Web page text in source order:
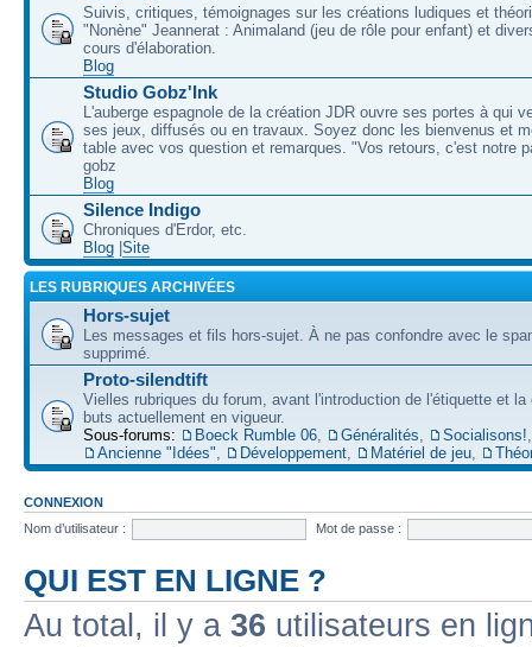
Suivis, critiques, témoignages sur les créations ludiques et
"Nonène" Jeannerat : Animaland (jeu de rôle pour enfant) et
cours d'élaboration.
Blog
Studio Gobz'Ink
L'auberge espagnole de la création JDR ouvre ses portes à qui
ses jeux, diffusés ou en travaux. Soyez donc les bienvenus et
table avec vos question et remarques. "Vos retours, c'est notre
gobz
Blog
Silence Indigo
Chroniques d'Erdor, etc.
Blog Site
LES RUBRIQUES ARCHIVÉES
Hors-sujet
Les messages et fils hors-sujet. À ne pas confondre avec le
supprimé.
Proto-silendtift
Vielles rubriques du forum, avant l'introduction de l'étiquette et la
buts actuellement en vigueur.
Sous-forums:
Boeck Rumble 06, Généralités, Socialisons!,
Ancienne "Idées", Développement, Matériel de jeu,
CONNEXION
Nom d’utilisateur :
Mot de passe :
QUI EST EN LIGNE ?
Au total, il y a 36 utilisateurs en